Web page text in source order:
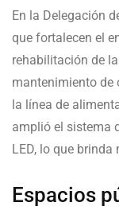
En la Delegación
que fortalecen el
rehabilitación de
mantenimiento de
la línea de
amplió el sistema
LED, lo que
Espacios